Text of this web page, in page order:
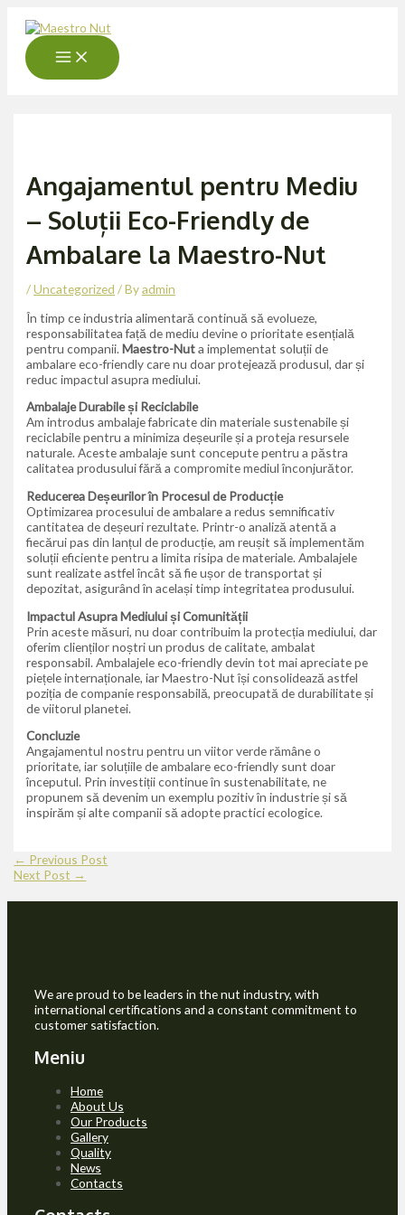
content
Angajamentul pentru Mediu
– Soluții Eco-Friendly de
Ambalare la Maestro-Nut
/Uncategorized / Byadmin
În timp ce industria alimentară continuă să evolueze,
responsabilitatea față de mediu devine o prioritate esențială
pentru companii.Maestro-Nuta implementat soluții de
ambalare eco-friendly care nu doar protejează produsul, dar și
reduc impactul asupra mediului.
Ambalaje Durabile și Reciclabile
Am introdus ambalaje fabricate din materiale sustenabile și
reciclabile pentru a minimiza deșeurile și a proteja resursele
naturale. Aceste ambalaje sunt concepute pentru a păstra
calitatea produsului fără a compromite mediul înconjurător.
Reducerea Deșeurilor în Procesul de Producție
Optimizarea procesului de ambalare a redus semnificativ
cantitatea de deșeuri rezultate. Printr-o analiză atentă a
fiecărui pas din lanțul de producție, am reușit să implementăm
soluții eficiente pentru a limita risipa de materiale. Ambalajele
sunt realizate astfel încât să fie ușor de transportat și
depozitat, asigurând în același timp integritatea produsului.
Impactul Asupra Mediului și Comunității
Prin aceste măsuri, nu doar contribuim la protecția mediului, dar
oferim clienților noștri un produs de calitate, ambalat
responsabil. Ambalajele eco-friendly devin tot mai apreciate pe
piețele internaționale, iar Maestro-Nut își consolidează astfel
poziția de companie responsabilă, preocupată de durabilitate și
de viitorul planetei.
Concluzie
Angajamentul nostru pentru un viitor verde rămâne o
prioritate, iar soluțiile de ambalare eco-friendly sunt doar
începutul. Prin investiții continue în sustenabilitate, ne
propunem să devenim un exemplu pozitiv în industrie și să
inspirăm și alte companii să adopte practici ecologice.
navigation
← Previous Post
Next Post →
We are proud to be leaders in the nut industry, with
international certifications and a constant commitment to
customer satisfaction.
Meniu
Home
About Us
Our Products
Gallery
Quality
News
Contacts